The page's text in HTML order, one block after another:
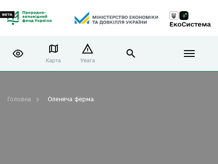
Карта Увага
Головна Оленяча ферма